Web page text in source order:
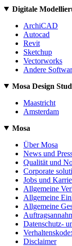
Digitale
ArchiCAD
Autocad
Revit
Sketchup
Vectorworks
Andere
Mosa Design
Maastricht
Amsterdam
Mosa
Über Mosa
News und
Qualität und
Corporate
Jobs und
Allgemeine
Allgemeine
Allgemeine
Datenschutz-
Disclaimer